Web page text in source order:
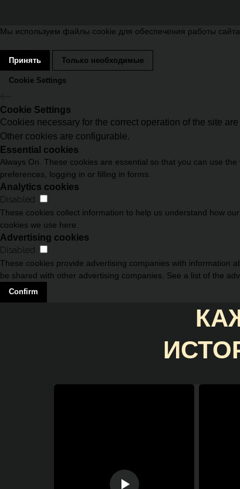
Мы используем файлы cookie для обеспечения работы
Принять Только необходимые
Cookie Settings
Cookie Settings
Cookies necessary for the correct operation of the site
Other cookies are configurable.
Essential cookies
Always On. These cookies are essential so that you can use
preferences, logging in or filling in forms.
Analytics cookies
Disabled
These cookies collect information to help us understand how
cookies we use here.
Advertising cookies
Disabled
These cookies provide advertising companies with information
be shared with other advertising companies. See a list of the
Confirm